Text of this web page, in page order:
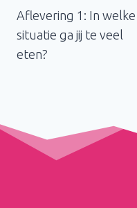
navigatie
Aflevering 1: In welke
situatie ga jij te veel
eten?